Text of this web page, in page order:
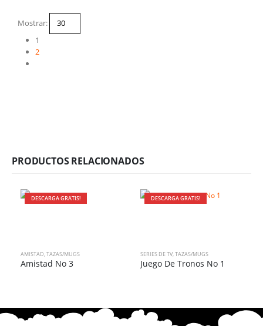
Mostrar:
1
2
PRODUCTOS RELACIONADOS
DESCARGA GRATIS!
AMISTAD,TAZAS/MUGS
Amistad No 3
DESCARGA GRATIS!
SERIES DE TV,TAZAS/MUGS
Juego De Tronos No 1